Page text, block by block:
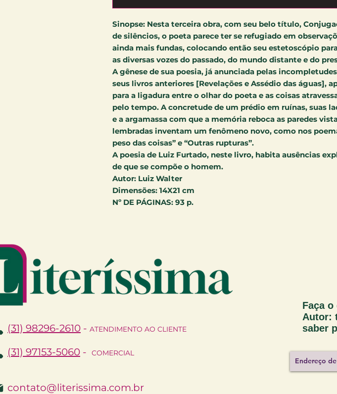
Sinopse: Nesta terceira obra, com seu belo título,
de silêncios, o poeta parece ter se refugiado em
ainda mais fundas, colocando então seu estetoscópio
as diversas vozes do passado, do mundo distante e do
A gênese de sua poesia, já anunciada pelas
seus livros anteriores [Revelações e Assédio das águas],
para a ligadura entre o olhar do poeta e as coisas
pelo tempo. A concretude de um prédio em ruínas, suas
e a argamassa com que a memória reboca as paredes
lembradas inventam um fenômeno novo, como nos
peso das coisas” e “Outras rupturas”.
A poesia de Luiz Furtado, neste livro, habita ausências
de que se compõe o homem.
Autor: Luiz Walter
Dimensões: 14X21 cm
Nº DE PÁGINAS: 93 p.
Faça
Autor:
saber
(31) 98296-2610 - ATENDIMENTO AO CLIENTE
(31) 97153-5060 - COMERCIAL
contato@literissima.com.br